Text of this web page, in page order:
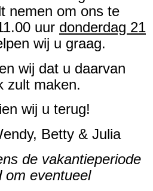
nemen om ons te
uur donderdag 21
wij u graag.
wij dat u daarvan
zult maken.
wij u terug!
Betty & Julia
de vakantieperiode
om eventueel